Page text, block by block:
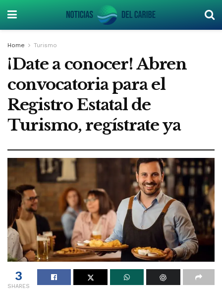
Home Turismo
¡Date a conocer! Abren
convocatoria para el
Registro Estatal de
Turismo, regístrate ya
3
SHARES